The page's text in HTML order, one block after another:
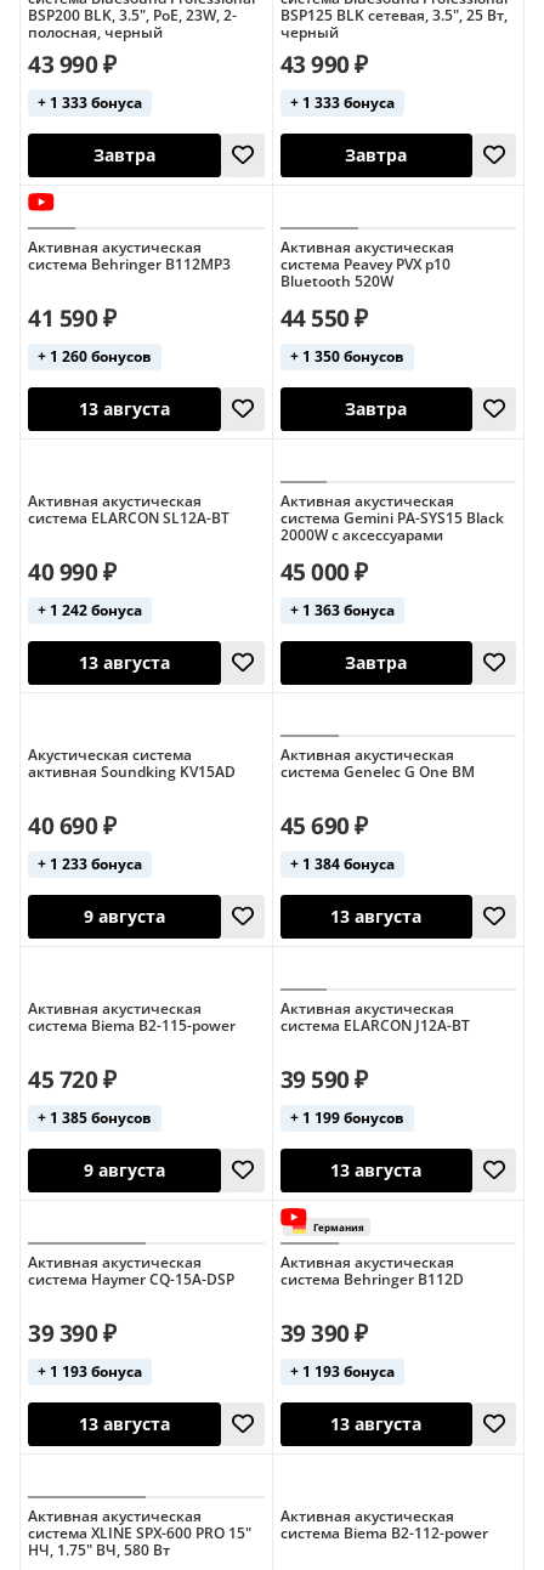
Завтра Завтра
BSP200 BLK, 3.5", PoE, 23W, 2-
полосная, черный
43 990 ₽
+ 1 333 бонуса
BSP125 BLK сетевая, 3.5", 25 Вт,
черный
43 990 ₽
+ 1 333 бонуса
Активная акустическая
система Behringer B112MP3
41 590 ₽
+ 1 260 бонусов
13 августа
Активная акустическая
система Peavey PVX p10
Bluetooth 520W
44 550 ₽
+ 1 350 бонусов
Завтра
Активная акустическая
система ELARCON SL12A-BT
40 990 ₽
+ 1 242 бонуса
13 августа
Активная акустическая
система Gemini PA-SYS15 Black
2000W с аксессуарами
45 000 ₽
+ 1 363 бонуса
Завтра
Акустическая система
активная Soundking KV15AD
40 690 ₽
+ 1 233 бонуса
9 августа
Активная акустическая
система Genelec G One BM
45 690 ₽
+ 1 384 бонуса
13 августа
Активная акустическая
система Biema B2-115-power
45 720 ₽
+ 1 385 бонусов
Активная акустическая
система ELARCON J12A-BT
39 590 ₽
+ 1 199 бонусов
Активная акустическая
система Haymer CQ-15A-DSP
39 390 ₽
+ 1 193 бонуса
Активная акустическая
система Behringer B112D
39 390 ₽
+ 1 193 бонуса
Активная акустическая
система XLINE SPX-600 PRO 15"
НЧ, 1.75" ВЧ, 580 Вт
Активная акустическая
система Biema B2-112-power